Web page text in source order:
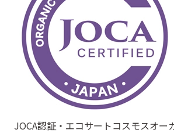
JOCA認証・エコサートコスモスオー